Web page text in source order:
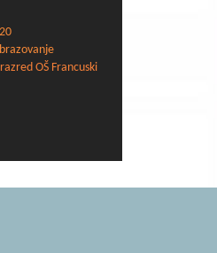
OŠ Francuski